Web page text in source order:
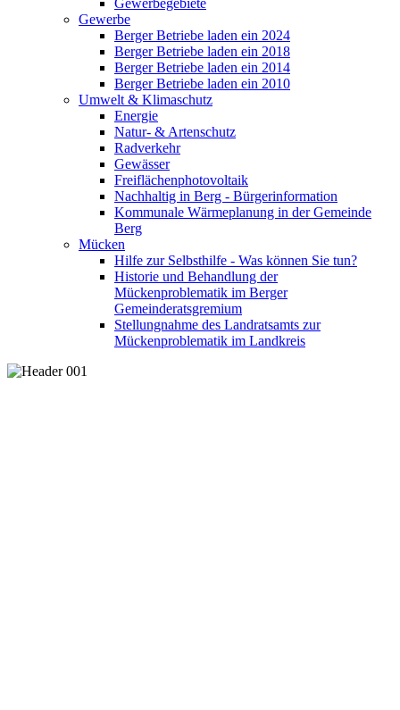
Gewerbegebiete
Gewerbe
Berger Betriebe laden ein 2024
Berger Betriebe laden ein 2018
Berger Betriebe laden ein 2014
Berger Betriebe laden ein 2010
Umwelt & Klimaschutz
Energie
Natur- & Artenschutz
Radverkehr
Gewässer
Freiflächenphotovoltaik
Nachhaltig in Berg - Bürgerinformation
Kommunale Wärmeplanung in der Gemeinde
Berg
Mücken
Hilfe zur Selbsthilfe - Was können Sie tun?
Historie und Behandlung der
Mückenproblematik im Berger
Gemeinderatsgremium
Stellungnahme des Landratsamts zur
Mückenproblematik im Landkreis